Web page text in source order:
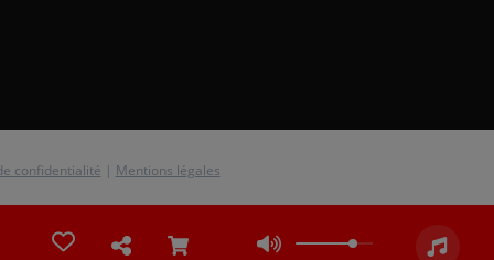
confidentialité | Mentions légales